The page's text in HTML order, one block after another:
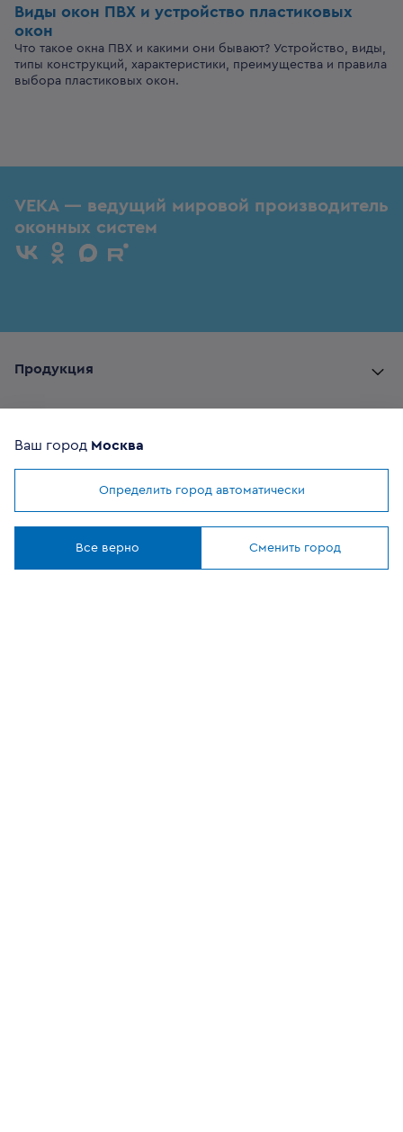
Виды окон ПВХ и устройство пластиковых
окон
Что такое окна ПВХ и какими они бывают? Устройство, виды,
типы конструкций, характеристики, преимущества и правила
выбора пластиковых окон.
Мы используем cookies
VEKA — ведущий мировой производитель
оконных систем
Продукция
Где купить
Ваш город Москва
Определить город автоматически
Все верно Сменить город